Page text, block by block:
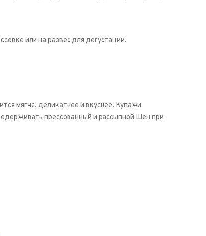
или на развес для дегустации.
мягче, деликатнее и вкуснее. Купажи
прессованный и рассыпной Шен при